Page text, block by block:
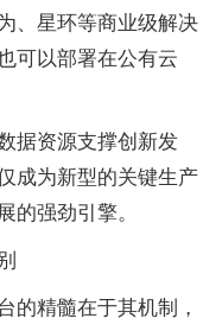
、星环等商业级解决
可以部署在公有云
据资源支撑创新发
成为新型的关键生产
的强劲引擎。
的精髓在于其机制，